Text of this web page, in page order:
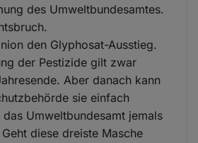
des Umweltbundesamtes.
den Glyphosat-Ausstieg.
der Pestizide gilt zwar
Aber danach kann
sie einfach
Umweltbundesamt jemals
diese dreiste Masche